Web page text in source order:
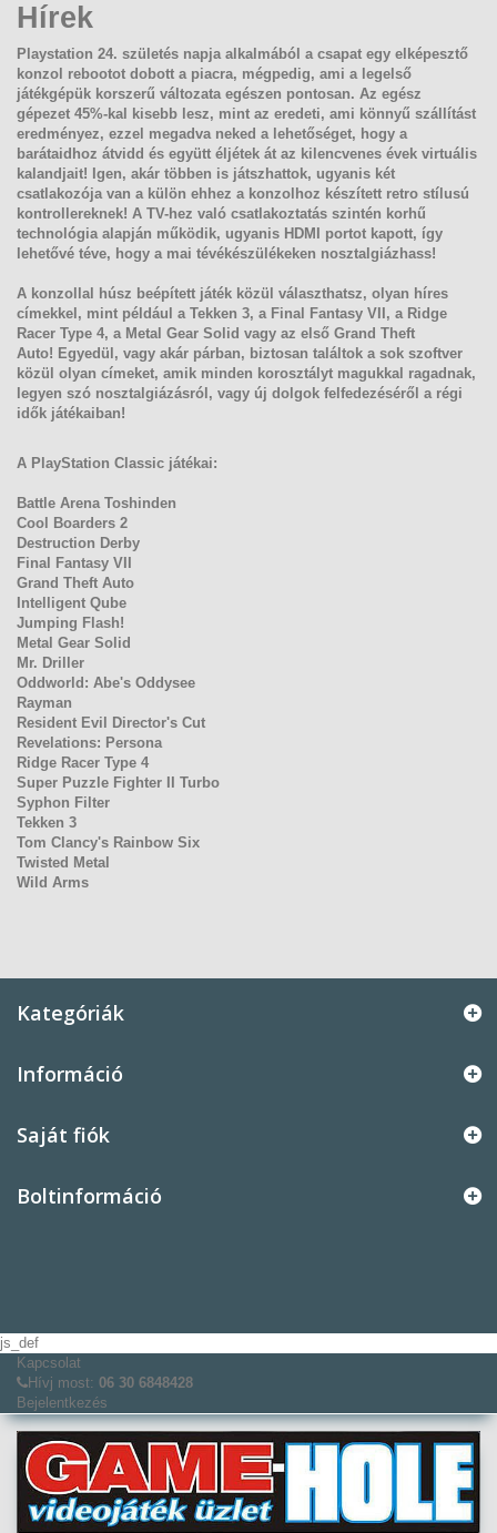
Hírek
Playstation 24. születés napja alkalmából a csapat egy elképesztő
konzol rebootot dobott a piacra, mégpedig, ami a legelső
játékgépük korszerű változata egészen pontosan. Az egész
gépezet 45%-kal kisebb lesz, mint az eredeti, ami könnyű szállítást
eredményez, ezzel megadva neked a lehetőséget, hogy a
barátaidhoz átvidd és együtt éljétek át az kilencvenes évek virtuális
kalandjait! Igen, akár többen is játszhattok, ugyanis két
csatlakozója van a külön ehhez a konzolhoz készített retro stílusú
kontrollereknek! A TV-hez való csatlakoztatás szintén korhű
technológia alapján működik, ugyanis HDMI portot kapott, így
lehetővé téve, hogy a mai tévékészülékeken nosztalgiázhass!
A konzollal húsz beépített játék közül választhatsz, olyan híres
címekkel, mint például a Tekken 3, a Final Fantasy VII, a Ridge
Racer Type 4, a Metal Gear Solid vagy az első Grand Theft
Auto! Egyedül, vagy akár párban, biztosan találtok a sok szoftver
közül olyan címeket, amik minden korosztályt magukkal ragadnak,
legyen szó nosztalgiázásról, vagy új dolgok felfedezéséről a régi
idők játékaiban!
A PlayStation Classic játékai:
Battle Arena Toshinden
Cool Boarders 2
Destruction Derby
Final Fantasy VII
Grand Theft Auto
Intelligent Qube
Jumping Flash!
Metal Gear Solid
Mr. Driller
Oddworld: Abe's Oddysee
Rayman
Resident Evil Director's Cut
Revelations: Persona
Ridge Racer Type 4
Super Puzzle Fighter II Turbo
Syphon Filter
Tekken 3
Tom Clancy's Rainbow Six
Twisted Metal
Wild Arms
Kategóriák
Információ
Saját fiók
Boltinformáció
js_def
Kapcsolat
Hívj most: 06 30 6848428
Bejelentkezés